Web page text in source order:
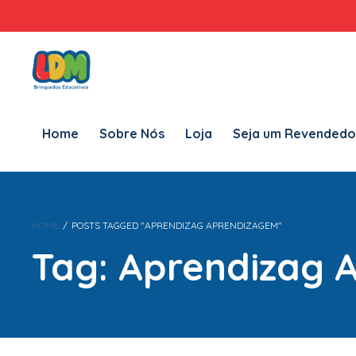
Home
Home Sobre Nós Loja Seja um
HOME / POSTS TAGGED "APRENDIZAG APRENDIZAGEM"
Tag: Aprendizag